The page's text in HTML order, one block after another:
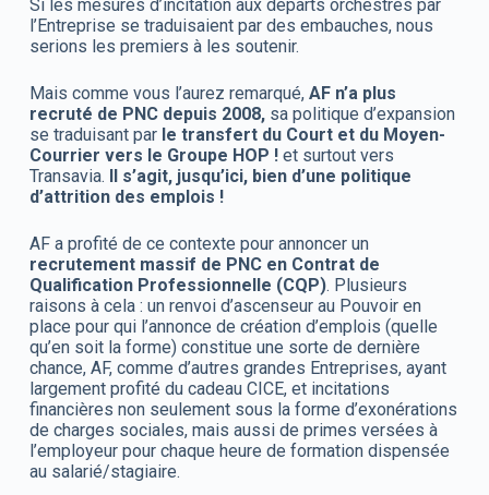
Si les mesures d’incitation aux départs orchestrés par
l’Entreprise se traduisaient par des embauches, nous
serions les premiers à les soutenir.
Mais comme vous l’aurez remarqué, AF n’a plus
recruté de PNC depuis 2008,sa politique d’expansion
se traduisant par le transfert du Court et du Moyen-
Courrier vers le Groupe HOP !et surtout vers
Transavia. Il s’agit, jusqu’ici, bien d’une politique
d’attrition des emplois !
AF a profité de ce contexte pour annoncer un
recrutement massif de PNC en Contrat de
Qualification Professionnelle (CQP). Plusieurs
raisons à cela : un renvoi d’ascenseur au Pouvoir en
place pour qui l’annonce de création d’emplois (quelle
qu’en soit la forme) constitue une sorte de dernière
chance, AF, comme d’autres grandes Entreprises, ayant
largement profité du cadeau CICE, et incitations
financières non seulement sous la forme d’exonérations
de charges sociales, mais aussi de primes versées à
l’employeur pour chaque heure de formation dispensée
au salarié/stagiaire.